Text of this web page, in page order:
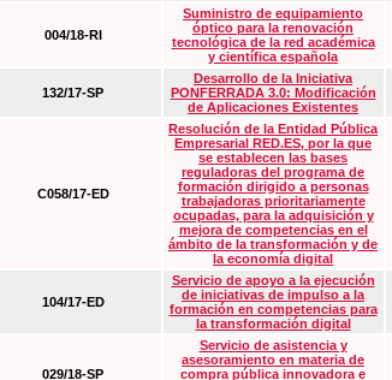
004/18-RI
Suministro de equipamiento
óptico para la renovación
tecnológica de la red académica
y científica española
132/17-SP
Desarrollo de la Iniciativa
PONFERRADA 3.0: Modificación
de Aplicaciones Existentes
C058/17-ED
Resolución de la Entidad Pública
Empresarial RED.ES, por la que
se establecen las bases
reguladoras del programa de
formación dirigido a personas
trabajadoras prioritariamente
ocupadas, para la adquisición y
mejora de competencias en el
ámbito de la transformación y de
la economía digital
104/17-ED
Servicio de apoyo a la ejecución
de iniciativas de impulso a la
formación en competencias para
la transformación digital
029/18-SP
Servicio de asistencia y
asesoramiento en materia de
compra pública innovadora e